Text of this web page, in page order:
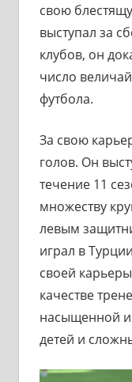
свою
выступал за
клубов, он
число
футбола.
За свою
голов. Он
течение 11
множеству
левым
играл в
своей
качестве
насыщенной и
детей и